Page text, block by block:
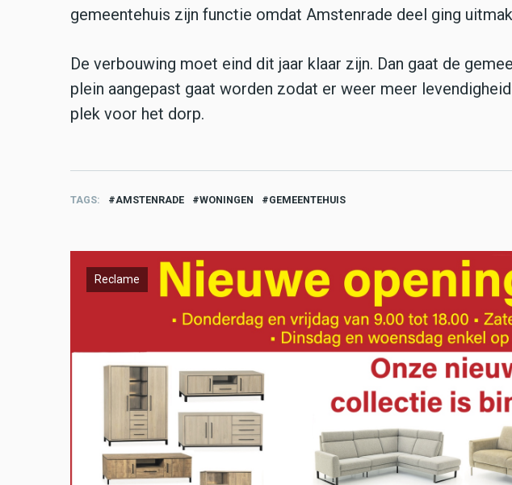
gemeentehuis zijn functie omdat Amstenrade deel ging
De verbouwing moet eind dit jaar klaar zijn. Dan gaat de
plein aangepast gaat worden zodat er weer meer
plek voor het dorp.
TAGS AMSTENRADE WONINGEN GEMEENTEHUIS
Reclame